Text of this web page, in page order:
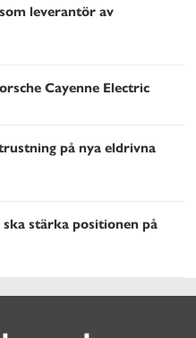
leverantör av
Cayenne Electric
på nya eldrivna
stärka positionen på